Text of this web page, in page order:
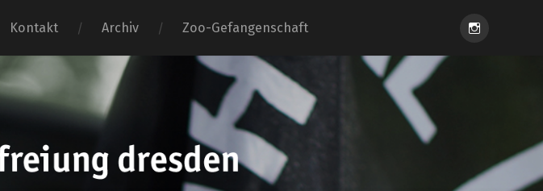
Kontakt Archiv Zoo-Gefangenschaft Instagram